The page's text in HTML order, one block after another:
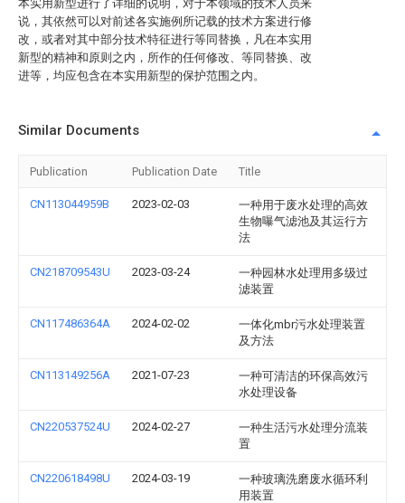
本实用新型进行了详细的说明，对于本领域的技术人员来
说，其依然可以对前述各实施例所记载的技术方案进行修
改，或者对其中部分技术特征进行等同替换，凡在本实用
新型的精神和原则之内，所作的任何修改、等同替换、改
进等，均应包含在本实用新型的保护范围之内。
Similar Documents
Publication Publication Date Title
CN113044959B 2023-02-03
一种用于废水处理的高效
生物曝气滤池及其运行方
法
CN218709543U 2023-03-24
一种园林水处理用多级过
滤装置
CN117486364A 2024-02-02
一体化mbr污水处理装置
及方法
CN113149256A 2021-07-23
一种可清洁的环保高效污
水处理设备
CN220537524U 2024-02-27
一种生活污水处理分流装
置
CN220618498U 2024-03-19
一种玻璃洗磨废水循环利
用装置